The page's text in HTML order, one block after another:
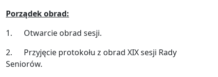
Porządek obrad:
1. Otwarcie obrad sesji.
2. Przyjęcie protokołu z obrad XIX sesji Rady
Seniorów.